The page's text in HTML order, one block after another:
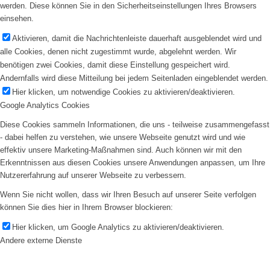
werden. Diese können Sie in den Sicherheitseinstellungen Ihres Browsers
einsehen.
Aktivieren, damit die Nachrichtenleiste dauerhaft ausgeblendet wird und
alle Cookies, denen nicht zugestimmt wurde, abgelehnt werden. Wir
benötigen zwei Cookies, damit diese Einstellung gespeichert wird.
Andernfalls wird diese Mitteilung bei jedem Seitenladen eingeblendet werden.
Hier klicken, um notwendige Cookies zu aktivieren/deaktivieren.
Google Analytics Cookies
Diese Cookies sammeln Informationen, die uns - teilweise zusammengefasst
- dabei helfen zu verstehen, wie unsere Webseite genutzt wird und wie
effektiv unsere Marketing-Maßnahmen sind. Auch können wir mit den
Erkenntnissen aus diesen Cookies unsere Anwendungen anpassen, um Ihre
Nutzererfahrung auf unserer Webseite zu verbessern.
Wenn Sie nicht wollen, dass wir Ihren Besuch auf unserer Seite verfolgen
können Sie dies hier in Ihrem Browser blockieren:
Hier klicken, um Google Analytics zu aktivieren/deaktivieren.
Andere externe Dienste